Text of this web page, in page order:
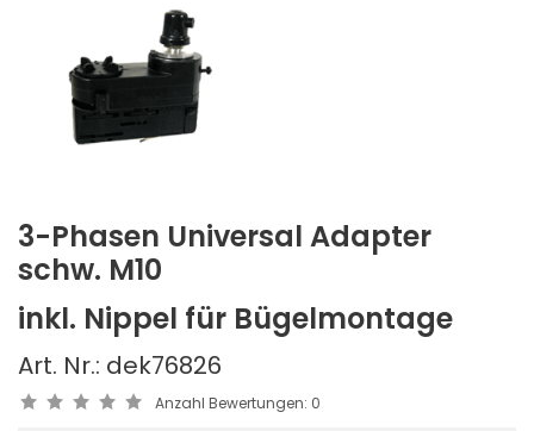
3-Phasen Universal Adapter
schw. M10
inkl. Nippel für Bügelmontage
Art. Nr.: dek76826
Anzahl Bewertungen: 0